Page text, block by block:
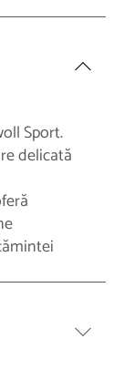
Sport.
delicată